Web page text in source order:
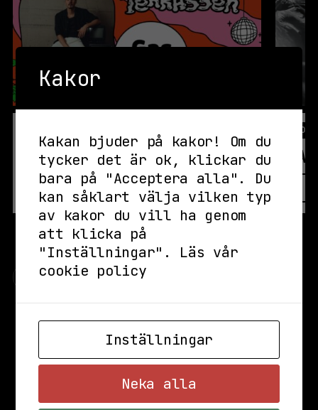
GAS + FRIENDS – GAS
LÄS MER
⇨
Se alla evenemang
Kakor
Kakan bjuder på kakor! Om du
tycker det är ok, klickar du
bara på "Acceptera alla". Du
kan såklart välja vilken typ
av kakor du vill ha genom
att klicka på
"Inställningar". Läs vår
cookie policy
Inställningar
Neka alla